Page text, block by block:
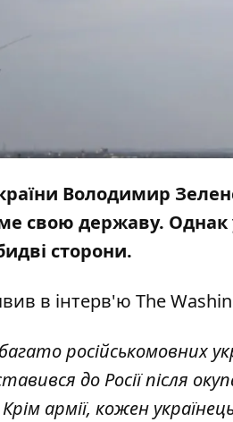
Володимир
свою державу. Однак
сторони.
в інтерв'ю The
російськомовних
до Росії після
Крім армії, кожен